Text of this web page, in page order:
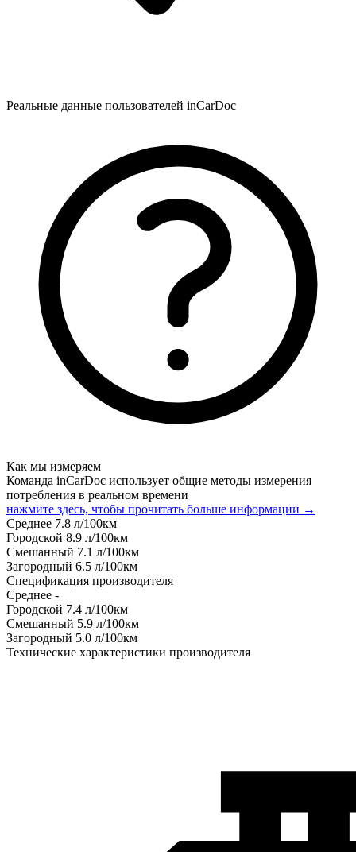
Реальные данные пользователей inCarDoc
Как мы измеряем
Команда inCarDoc использует общие методы измерения
потребления в реальном времени
нажмите здесь, чтобы прочитать больше информации →
Среднее 7.8 л/100км
Городской 8.9 л/100км
Смешанный 7.1 л/100км
Загородный 6.5 л/100км
Спецификация производителя
Среднее -
Городской 7.4 л/100км
Смешанный 5.9 л/100км
Загородный 5.0 л/100км
Технические характеристики производителя